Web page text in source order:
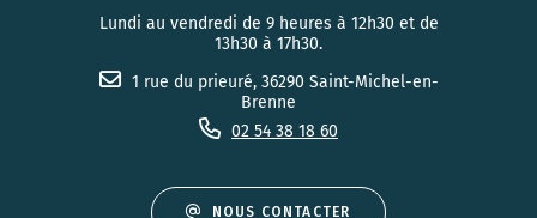
Lundi au vendredi de 9 heures à 12h30 et de
13h30 à 17h30.
1 rue du prieuré, 36290 Saint-Michel-en-
Brenne
02 54 38 18 60
NOUS CONTACTER